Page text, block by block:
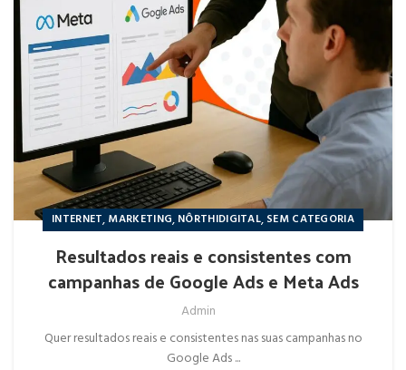
INTERNET, MARKETING, NÔRTHIDIGITAL, SEM CATEGORIA
Resultados reais e consistentes com
campanhas de Google Ads e Meta Ads
Admin
Quer resultados reais e consistentes nas suas campanhas no
Google Ads ...